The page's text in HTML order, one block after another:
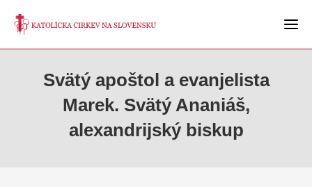
Svätý apoštol a evanjelista
Marek. Svätý Ananiáš,
alexandrijský biskup